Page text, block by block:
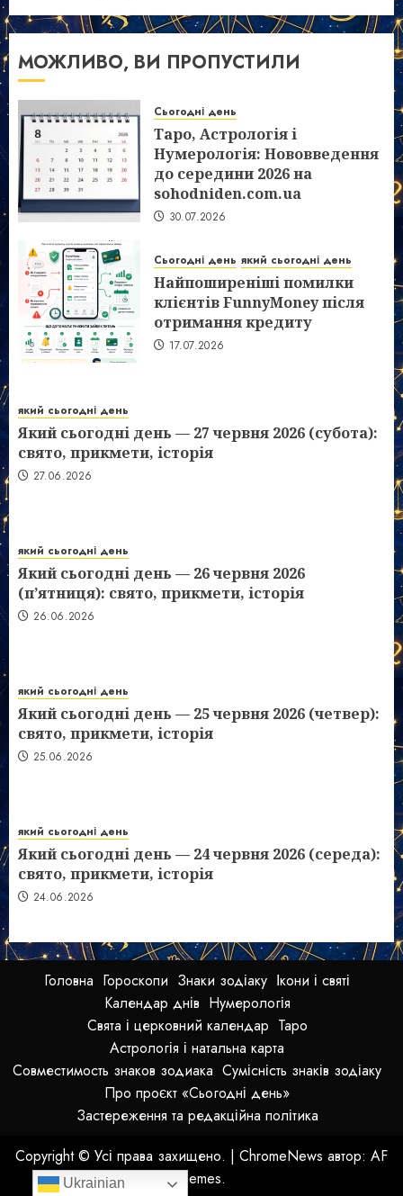
МОЖЛИВО, ВИ ПРОПУСТИЛИ
Сьогодні день
Таро, Астрологія і
Нумерологія: Нововведення
до середини 2026 на
sohodniden.com.ua
30.07.2026
Сьогодні день який сьогодні день
Найпоширеніші помилки
клієнтів FunnyMoney після
отримання кредиту
17.07.2026
який сьогодні день
Який сьогодні день — 27 червня 2026 (субота):
свято, прикмети, історія
27.06.2026
який сьогодні день
Який сьогодні день — 26 червня 2026
(п’ятниця): свято, прикмети, історія
26.06.2026
який сьогодні день
Який сьогодні день — 25 червня 2026 (четвер):
свято, прикмети, історія
25.06.2026
який сьогодні день
Який сьогодні день — 24 червня 2026 (середа):
свято, прикмети, історія
24.06.2026
Головна Гороскопи Знаки зодіаку Ікони і святі
Календар днів Нумерологія
Свята і церковний календар Таро
Астрологія і натальна карта
Совместимость знаков зодиака Сумісність знаків зодіаку
Про проєкт «Сьогодні день»
Застереження та редакційна політика
Copyright © Усі права захищено. | ChromeNews автор: AF
themes.
Ukrainian